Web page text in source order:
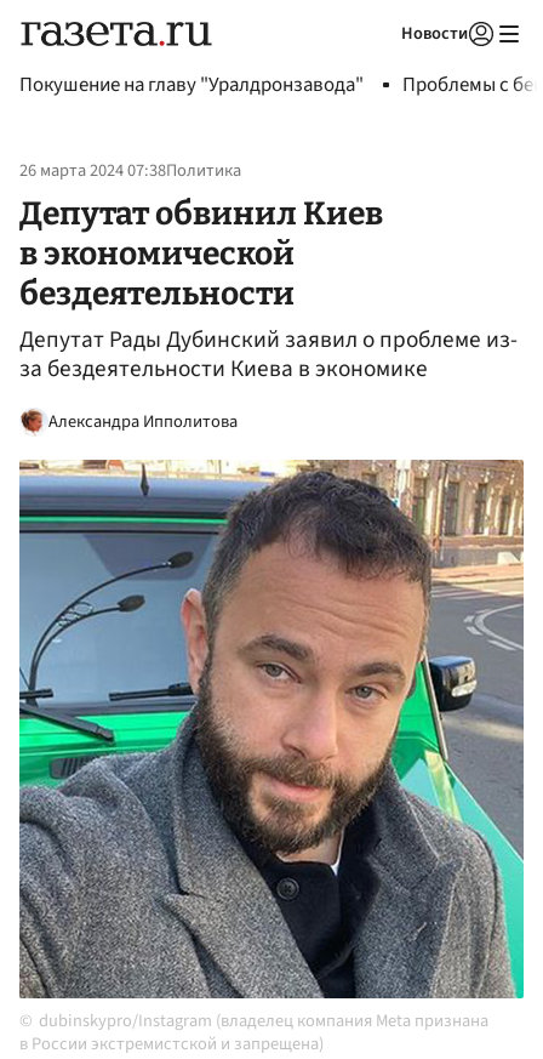
Новости
Покушение на главу "Уралдронзавода" Проблемы с
26 марта 2024 07:38Политика
Депутат обвинил Киев
в экономической
бездеятельности
Депутат Рады Дубинский заявил о проблеме из-
за бездеятельности Киева в экономике
Александра Ипполитова
dubinskypro/Instagram (владелец компания Meta признана
в России экстремистской и запрещена)